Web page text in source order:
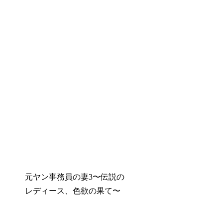
元ヤン事務員の妻3〜伝説の
レディース、色欲の果て〜